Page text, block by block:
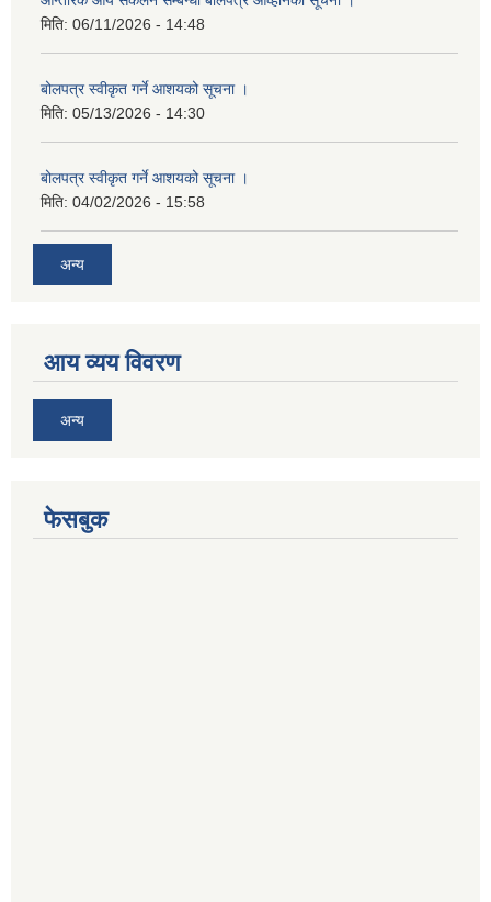
मिति: 06/11/2026 - 14:48
बोलपत्र स्वीकृत गर्ने आशयको सूचना ।
मिति: 05/13/2026 - 14:30
बोलपत्र स्वीकृत गर्ने आशयको सूचना ।
मिति: 04/02/2026 - 15:58
अन्य
आय व्यय विवरण
अन्य
फेसबुक